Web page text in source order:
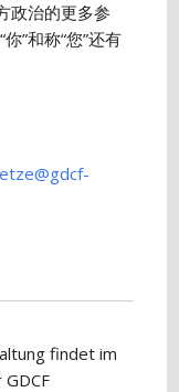
政治的更多参
”和称“您”还有
findet im